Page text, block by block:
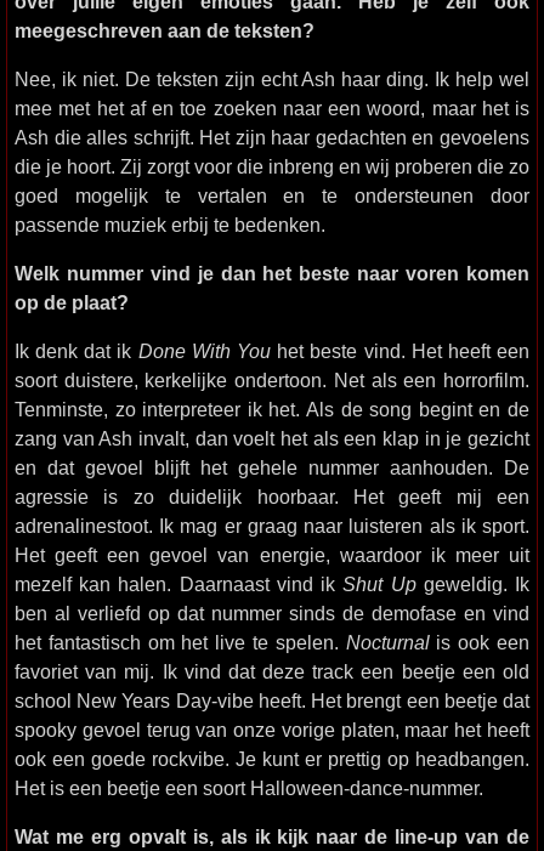
meegeschreven aan de teksten?
Nee, ik niet. De teksten zijn echt Ash haar ding. Ik help wel
mee met het af en toe zoeken naar een woord, maar het is
Ash die alles schrijft. Het zijn haar gedachten en gevoelens
die je hoort. Zij zorgt voor die inbreng en wij proberen die zo
goed mogelijk te vertalen en te ondersteunen door
passende muziek erbij te bedenken.
Welk nummer vind je dan het beste naar voren komen
op de plaat?
Ik denk dat ik Done With You het beste vind. Het heeft een
soort duistere, kerkelijke ondertoon. Net als een horrorfilm.
Tenminste, zo interpreteer ik het. Als de song begint en de
zang van Ash invalt, dan voelt het als een klap in je gezicht
en dat gevoel blijft het gehele nummer aanhouden. De
agressie is zo duidelijk hoorbaar. Het geeft mij een
adrenalinestoot. Ik mag er graag naar luisteren als ik sport.
Het geeft een gevoel van energie, waardoor ik meer uit
mezelf kan halen. Daarnaast vind ikShut Upgeweldig. Ik
ben al verliefd op dat nummer sinds de demofase en vind
het fantastisch om het live te spelen. Nocturnalis ook een
favoriet van mij. Ik vind dat deze track een beetje een old
school New Years Day-vibe heeft. Het brengt een beetje dat
spooky gevoel terug van onze vorige platen, maar het heeft
ook een goede rockvibe. Je kunt er prettig op headbangen.
Het is een beetje een soort Halloween-dance-nummer.
Wat me erg opvalt is, als ik kijk naar de line-up van de